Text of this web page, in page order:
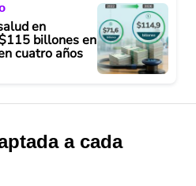
en
billones en
cuatro años
a cada